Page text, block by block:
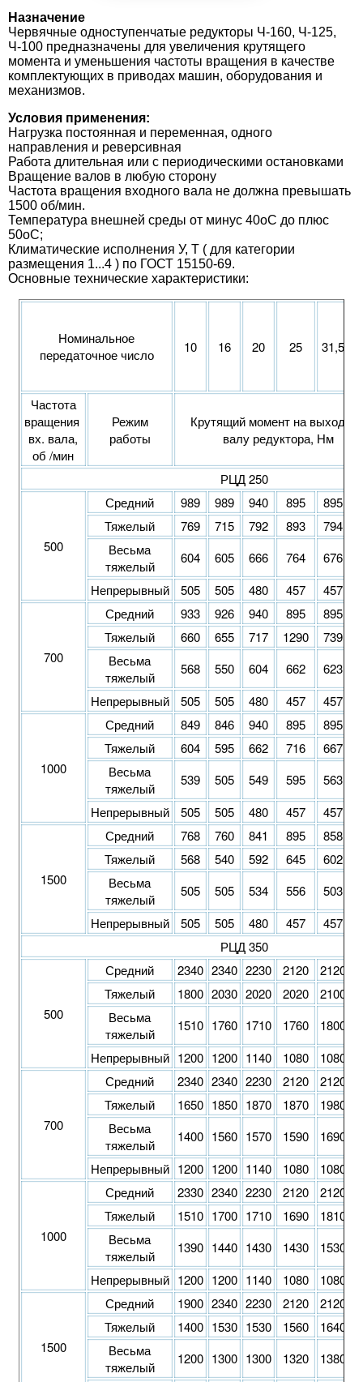
Назначение
Червячные одноступенчатые редукторы Ч-160, Ч-125,
Ч-100 предназначены для увеличения крутящего
момента и уменьшения частоты вращения в качестве
комплектующих в приводах машин, оборудования и
механизмов.
Условия применения:
Нагрузка постоянная и переменная, одного
направления и реверсивная
Работа длительная или с периодическими остановками
Вращение валов в любую сторону
Частота вращения входного вала не должна превышать
1500 об/мин.
Температура внешней среды от минус 40oC до плюс
50oС;
Климатические исполнения У, Т ( для категории
размещения 1...4 ) по ГОСТ 15150-69.
Основные технические характеристики:
Номинальное
передаточное число
10 16 20 25 31,5
Частота
вращения
вх. вала,
об /мин
Режим
работы
Крутящий момент на
валу редуктора, Нм
РЦД 250
500
Средний 989 989 940 895 895
Тяжелый
769 715 792 893 794
Весьма
тяжелый
604 605 666 764 676
Непрерывный
505 505 480 457 457
700
Средний 933 926 940 895 895
Тяжелый
660 655 717 1290 739
Весьма
тяжелый
568 550 604 662 623
Непрерывный
505 505 480 457 457
1000
Средний 849 846 940 895 895
Тяжелый
604 595 662 716 667
Весьма
тяжелый
539 505 549 595 563
Непрерывный
505 505 480 457 457
1500
Средний 768 760 841 895 858
Тяжелый
568 540 592 645 602
Весьма
тяжелый
505 505 534 556 503
Непрерывный
505 505 480 457 457
РЦД 350
500
Средний 2340 2340 2230 2120 2120
Тяжелый
1800 2030 2020 2020 2100
Весьма
тяжелый
1510 1760 1710 1760 1800
Непрерывный 1200 1200 1140 1080 1080
700
Средний 2340 2340 2230 2120 2120
Тяжелый
1650 1850 1870 1870 1980
Весьма
тяжелый
1400 1560 1570 1590 1690
Непрерывный 1200 1200 1140 1080 1080
1000
Средний 2330 2340 2230 2120 2120
Тяжелый
1510 1700 1710 1690 1810
Весьма
тяжелый
1390 1440 1430 1430 1530
Непрерывный 1200 1200 1140 1080 1080
1500
Средний 1900 2340 2230 2120 2120
Тяжелый
1400 1530 1530 1560 1640
Весьма
тяжелый
1200 1300 1300 1320 1380